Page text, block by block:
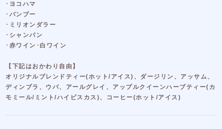
･ヨコハマ
･バンブー
･ミリオンダラー
･シャンパン
･赤ワイン･白ワイン
【下記はおかわり自由】
オリジナルブレンドティー(ホット/アイス)、ダージリン、アッサム、
ディンブラ、ウバ、アールグレイ、アップルクイーンハーブティー(カ
モミール/ミント/ハイビスカス)、コーヒー(ホット/アイス)